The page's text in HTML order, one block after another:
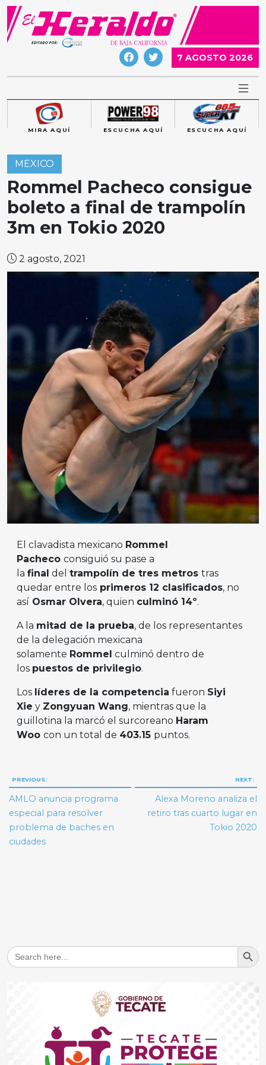
Skip
content
7 AGOSTO 2026
MIRA AQUÍ ESCUCHA AQUÍ ESCUCHA AQUÍ
MEXICO
Rommel Pacheco consigue
boleto a final de trampolín
3m en Tokio 2020
2 agosto, 2021
El clavadista mexicano Rommel
Pacheco consiguió su pase a
la final del trampolín de tres metros tras
quedar entre los primeros 12 clasificados, no
así Osmar Olvera, quien culminó 14º.
A la mitad de la prueba, de los representantes
de la delegación mexicana
solamente Rommel culminó dentro de
los puestos de privilegio.
Los líderes de la competencia fueron Siyi
Xie y Zongyuan Wang, mientras que la
guillotina la marcó el surcoreano Haram
Woo con un total de 403.15 puntos.
Navegación
de
entradas
PREVIOUS:
AMLO anuncia programa
especial para resolver
problema de baches en
ciudades
NEXT:
Alexa Moreno analiza el
retiro tras cuarto lugar en
Tokio 2020
Search
for:
Search